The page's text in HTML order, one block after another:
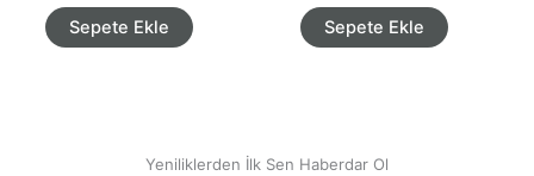
Sepete Ekle Sepete Ekle
Yeniliklerden İlk Sen Haberdar Ol